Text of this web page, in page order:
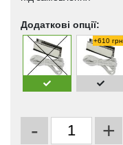
Додаткові опції:
+610 грн
- +